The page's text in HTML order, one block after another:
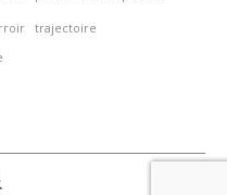
trajectoire